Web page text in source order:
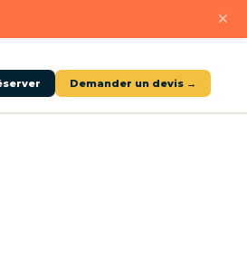
×
Demander un devis →